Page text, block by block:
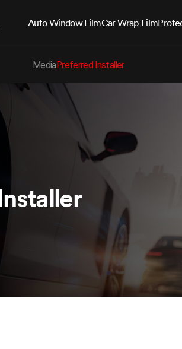
Auto Window FilmCar Wrap Film
MediaPreferred Installer